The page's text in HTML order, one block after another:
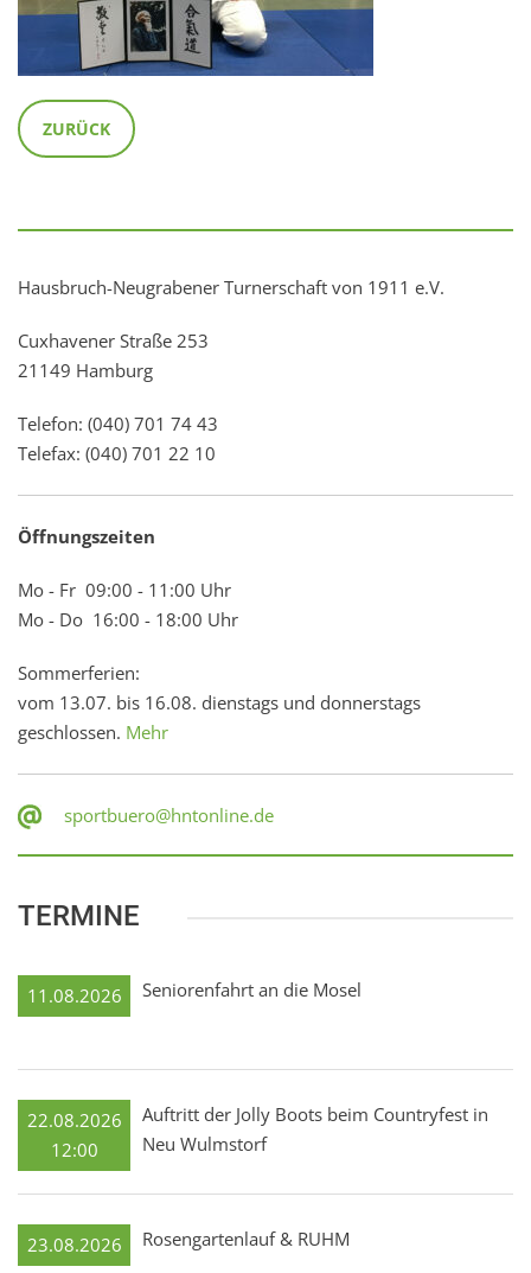
ZURÜCK
Hausbruch-Neugrabener Turnerschaft von 1911 e.V.
Cuxhavener Straße 253
21149 Hamburg
Telefon: (040) 701 74 43
Telefax: (040) 701 22 10
Öffnungszeiten
Mo - Fr 09:00 - 11:00 Uhr
Mo - Do 16:00 - 18:00 Uhr
Sommerferien:
vom 13.07. bis 16.08. dienstags und donnerstags
geschlossen. Mehr
sportbuero@hntonline.de
TERMINE
11.08.2026 Seniorenfahrt an die Mosel
22.08.2026
12:00
Auftritt der Jolly Boots beim Countryfest in
Neu Wulmstorf
23.08.2026 Rosengartenlauf & RUHM